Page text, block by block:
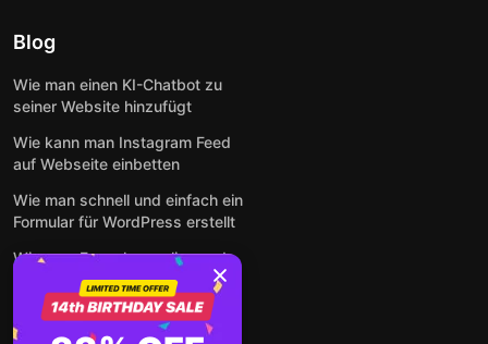
Blog
Wie man einen KI-Chatbot zu
seiner Website hinzufügt
Wie kann man Instagram Feed
auf Webseite einbetten
Wie man schnell und einfach ein
Formular für WordPress erstellt
Wie man Formulare online und
kostenlos auf jeder Website
einbettet
So betten Sie Google-